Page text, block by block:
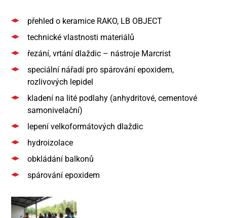
přehled o keramice RAKO, LB OBJECT
technické vlastnosti materiálů
řezání, vrtání dlaždic – nástroje Marcrist
speciální nářadí pro spárování epoxidem,
rozlivových lepidel
kladení na lité podlahy (anhydritové, cementové
samonivelační)
lepení velkoformátových dlaždic
hydroizolace
obkládání balkonů
spárování epoxidem